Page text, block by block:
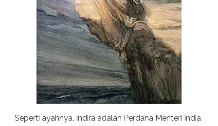
Seperti ayahnya, Indira adalah Perdana Menteri India